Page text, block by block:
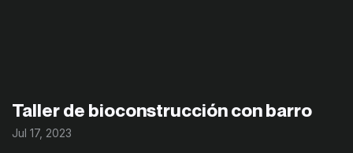
Taller de bioconstrucción con barro
Jul 17, 2023